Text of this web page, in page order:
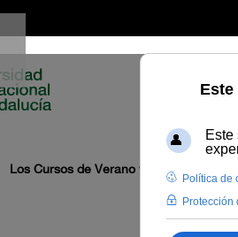
Los Cursos de Verano viajan a